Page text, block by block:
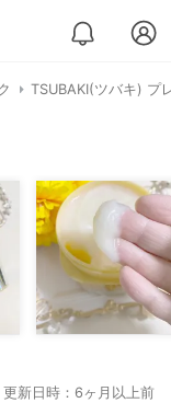
TSUBAKI(ツバキ) プ
更新日時：6ヶ月以上前